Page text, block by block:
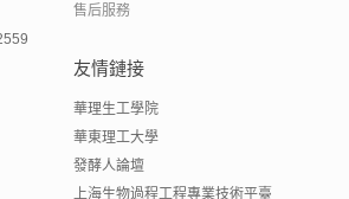
售后服務
友情鏈接
華理生工學院
華東理工大學
發酵人論壇
上海生物過程工程專業技術平臺